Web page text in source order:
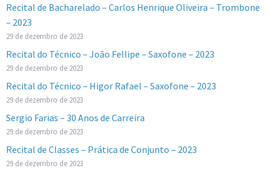
Recital de Bacharelado – Carlos Henrique Oliveira – Trombone
– 2023
29 de dezembro de 2023
Recital do Técnico – João Fellipe – Saxofone – 2023
29 de dezembro de 2023
Recital do Técnico – Higor Rafael – Saxofone – 2023
29 de dezembro de 2023
Sergio Farias – 30 Anos de Carreira
29 de dezembro de 2023
Recital de Classes – Prática de Conjunto – 2023
29 de dezembro de 2023